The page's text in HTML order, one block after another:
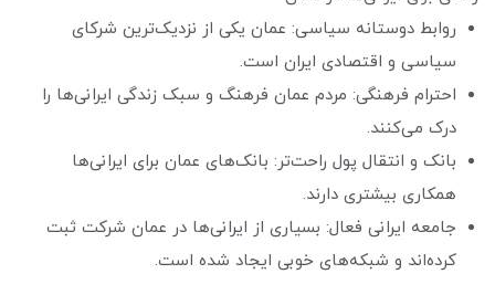
روابط دوستانه سیاسی: عمان یکی از نزدیک‌ترین شرکای
سیاسی و اقتصادی ایران است.
احترام فرهنگی: مردم عمان فرهنگ و سبک زندگی ایرانی‌ها را
درک می‌کنند.
بانک و انتقال پول راحت‌تر: بانک‌های عمان برای ایرانی‌ها
همکاری بیشتری دارند.
جامعه ایرانی فعال: بسیاری از ایرانی‌ها در عمان شرکت ثبت
کرده‌اند و شبکه‌های خوبی ایجاد شده است.